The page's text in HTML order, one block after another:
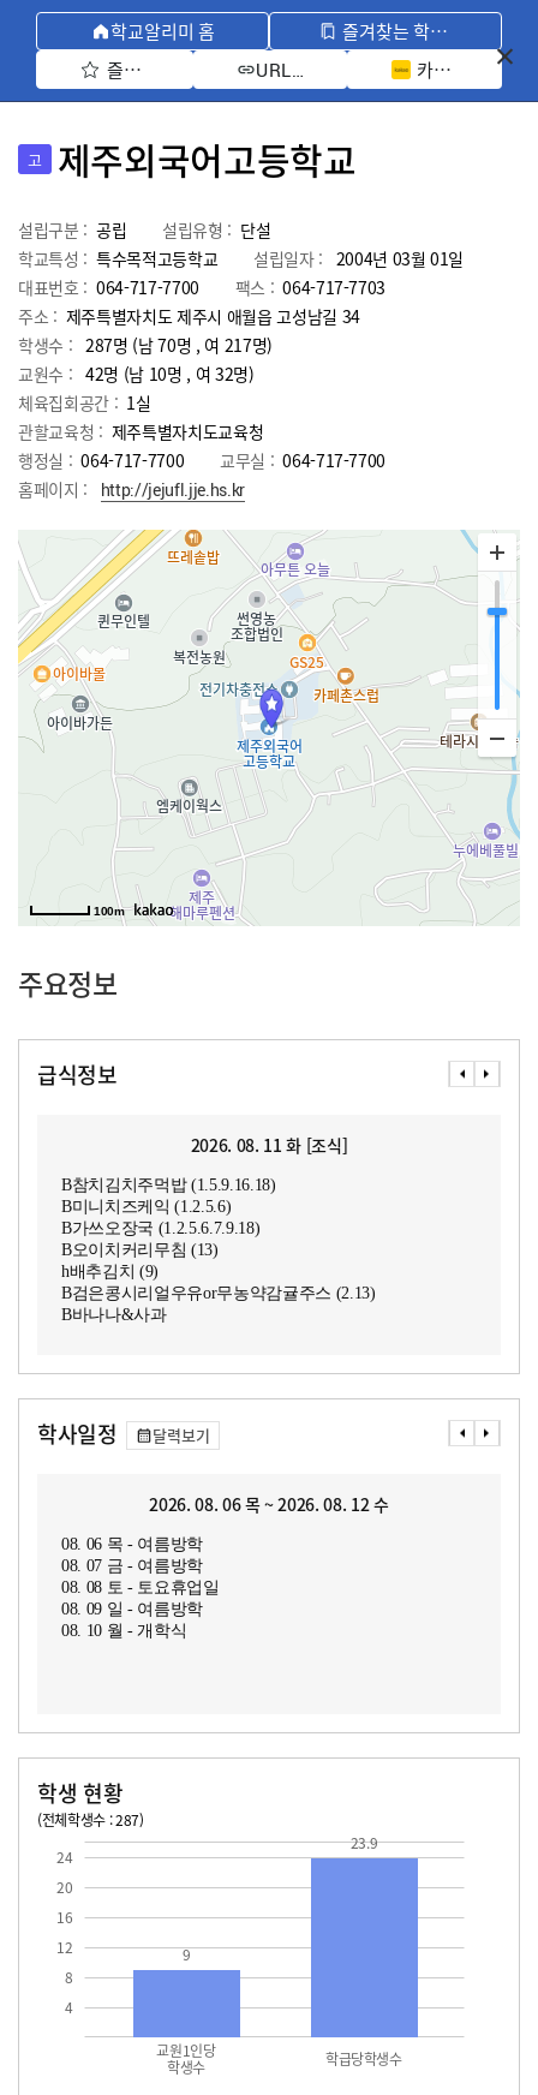
학교알리미 홈
즐겨찾는 학교 모아보기
즐겨찾기 선택
URL 복사 카카오톡 공유
고 제주외국어고등학교
설립구분 : 공립 설립유형 : 단설
학교특성 : 특수목적고등학교 설립일자 : 2004년 03월 01일
대표번호 : 064-717-7700 팩스 : 064-717-7703
주소 : 제주특별자치도 제주시 애월읍 고성남길 34
학생수 : 287명 (남 70명 , 여 217명)
교원수 : 42명 (남 10명 , 여 32명)
체육집회공간 : 1실
관할교육청 : 제주특별자치도교육청
행정실 : 064-717-7700 교무실 : 064-717-7700
홈페이지 :
http://jejufl.jje.hs.kr
100m
주요정보
급식정보
2026. 08. 11 화 [조식]
B참치김치주먹밥 (1.5.9.16.18)
B미니치즈케익 (1.2.5.6)
B가쓰오장국 (1.2.5.6.7.9.18)
B오이치커리무침 (13)
h배추김치 (9)
B검은콩시리얼우유or무농약감귤주스 (2.13)
B바나나&사과
학사일정 달력보기
2026. 08. 06 목 ~ 2026. 08. 12 수
08. 06 목 - 여름방학
08. 07 금 - 여름방학
08. 08 토 - 토요휴업일
08. 09 일 - 여름방학
08. 10 월 - 개학식
학생 현황
(전체학생수 : 287)
4
8
12
16
20
24
교원1인당
학생수 학급당학생수
9
23.9